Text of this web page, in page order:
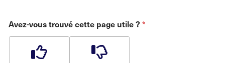
Avez-vous trouvé cette page utile ? *